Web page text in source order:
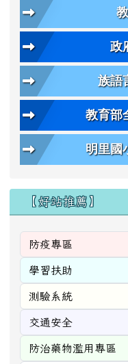
政
族語
教育部
明里國
【好站推薦】